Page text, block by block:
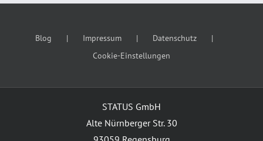
Blog Impressum
Datenschutz
Cookie-Einstellungen
STATUS GmbH
Alte Nürnberger Str. 30